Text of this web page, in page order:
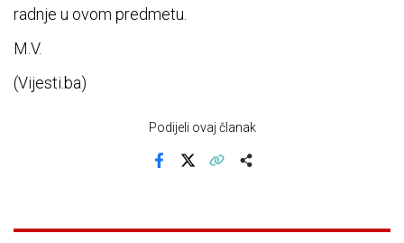
radnje u ovom predmetu.
M.V.
(Vijesti.ba)
Podijeli ovaj članak